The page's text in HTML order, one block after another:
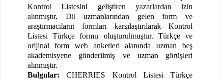
Kontrol Listesini geliştiren yazarlardan izin
alınmıştır. Dil uzmanlarından gelen form ve
araştırmacıların formları karşılaştırılarak Kontrol
Listesi Türkçe formu oluşturulmuştur. Türkçe ve
orijinal form web anketleri alanında uzman beş
akademisyene gönderilmiş ve uzman görüşleri
alınmıştır.
Bulgular: CHERRIES Kontrol Listesi Türkçe